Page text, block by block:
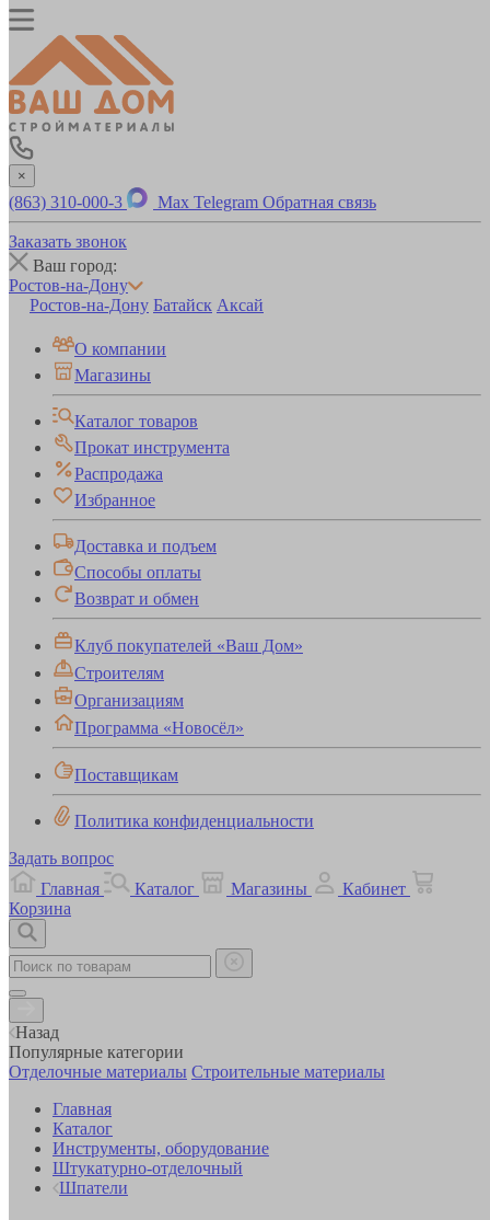
×
(863) 310-000-3 Max Telegram Обратная связь
Заказать звонок
Ваш город:
Ростов-на-Дону
Ростов-на-Дону Батайск Аксай
О компании
Магазины
Каталог товаров
Прокат инструмента
Распродажа
Избранное
Доставка и подъем
Способы оплаты
Возврат и обмен
Клуб покупателей «Ваш Дом»
Строителям
Организациям
Программа «Новосёл»
Поставщикам
Политика конфиденциальности
Задать вопрос
Главная
Каталог Магазины
Кабинет
Корзина
Назад
Популярные категории
Отделочные материалы Строительные материалы
Главная
Каталог
Инструменты, оборудование
Штукатурно-отделочный
Шпатели